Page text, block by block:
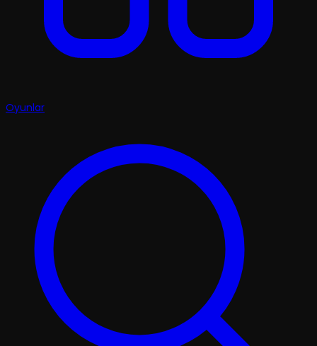
Oyunlar